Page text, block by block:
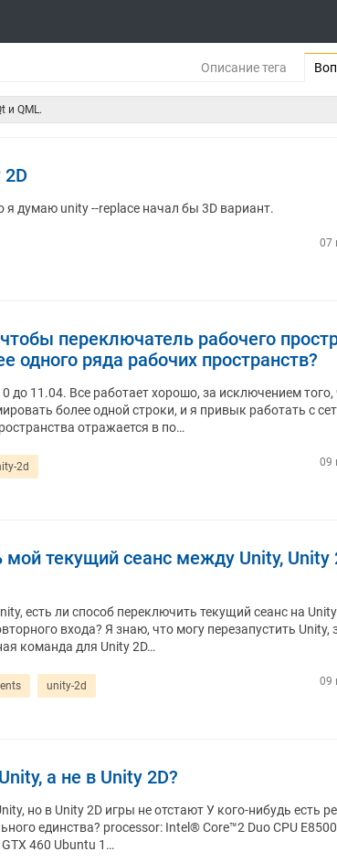
Описание тега
и QML.
2D
я думаю unity --replace начал бы 3D вариант.
07
переключатель рабочего
одного ряда рабочих пространств?
до 11.04. Все работает хорошо, за исключением того,
более одной строки, и я привык работать с
отражается в по…
2d 09
текущий сеанс между Unity, Unity
есть ли способ переключить текущий сеанс на
входа? Я знаю, что могу перезапустить Unity,
команда для Unity 2D…
unity-2d 09
а не в Unity 2D?
но в Unity 2D игры не отстают У кого-нибудь есть
единства? processor: Intel® Core™2 Duo CPU
460 Ubuntu 1…